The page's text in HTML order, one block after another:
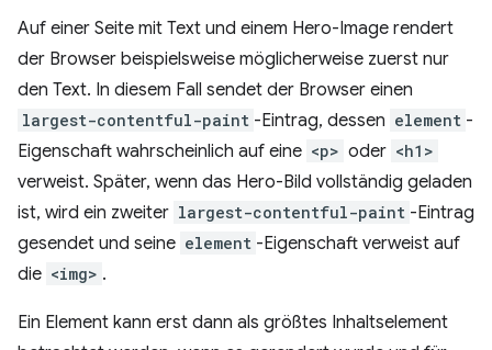
Auf einer Seite mit Text und einem Hero-Image rendert
der Browser beispielsweise möglicherweise zuerst nur
den Text. In diesem Fall sendet der Browser einen
largest-contentful-paint -Eintrag, dessen element -
Eigenschaft wahrscheinlich auf eine <p> oder <h1>
verweist. Später, wenn das Hero-Bild vollständig geladen
ist, wird ein zweiter largest-contentful-paint -Eintrag
gesendet und seine element -Eigenschaft verweist auf
die <img> .
Ein Element kann erst dann als größtes Inhaltselement